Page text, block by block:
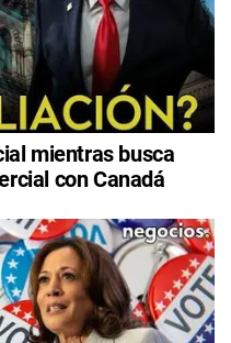
mientras busca
con Canadá